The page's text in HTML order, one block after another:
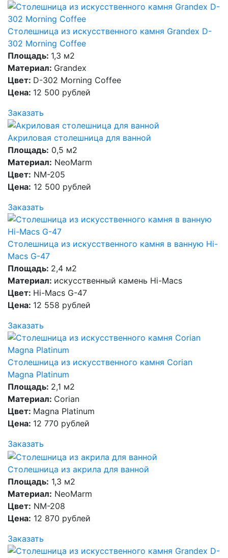
Столешница из искусственного камня Grandex D-
302 Morning Coffee
Площадь: 1,3 м2
Материал: Grandex
Цвет: D-302 Morning Coffee
Цена: 12 500 рублей
Заказать
Акриловая столешница для ванной
Площадь: 0,5 м2
Материал: NeoMarm
Цвет: NM-205
Цена: 12 500 рублей
Заказать
Столешница из искусственного камня в ванную Hi-
Macs G-47
Площадь: 2,4 м2
Материал: искусственный камень Hi-Macs
Цвет: Hi-Macs G-47
Цена: 12 558 рублей
Заказать
Столешница из искусственного камня Corian
Magna Platinum
Площадь: 2,1 м2
Материал: Corian
Цвет: Magna Platinum
Цена: 12 770 рублей
Заказать
Столешница из акрила для ванной
Площадь: 1,3 м2
Материал: NeoMarm
Цвет: NM-208
Цена: 12 870 рублей
Заказать